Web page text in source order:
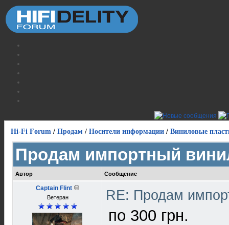
Hi-Fi Forum / Продам / Носители информации / Виниловые
Продам импортный
Автор Сообщение
Captain Flint
Ветеран RE: Продам
по 300 грн.